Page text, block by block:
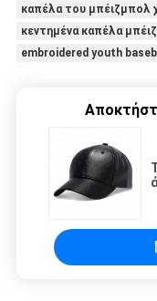
καπέλα του μπέιζμπολ
κεντημένα καπέλα
embroidered youth